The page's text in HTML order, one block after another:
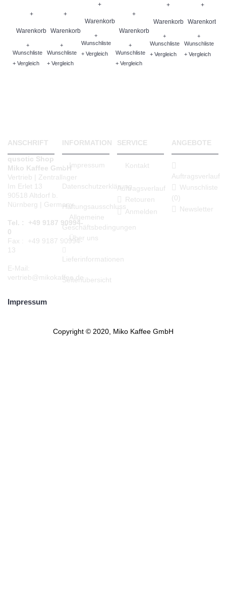
+
Warenkorb
+
Wunschliste
+ Vergleich
+
Warenkorb
+
Wunschliste
+ Vergleich
+
Warenkorb
+
Wunschliste
+ Vergleich
+
Warenkorb
+
Wunschliste
+ Vergleich
+
Warenkorb
+
Wunschliste
+ Vergleich
+
Warenkorb
+
Wunschliste
+ Vergleich
ANSCHRIFT
qusotic Shop
Miko Kaffee GmbH
Vertrieb | Zentrallager
Im Erlet 13
90518 Altdorf b.
Nürnberg | Germany
Tel. : +49 9187 90994-
0
Fax : +49 9187 90994-
13
E-Mail:
vertrieb@mikokaffee.de
INFORMATION
Impressum
Datenschutzerklärung
Haftungsausschluss
Allgemeine
Geschäftsbedingungen
Über uns
Lieferinformationen
Seitenübersicht
SERVICE
Kontakt
Auftragsverlauf
Retouren
Anmelden
ANGEBOTE
Auftragsverlauf
Wunschliste
(0)
Newsletter
Impressum
Copyright © 2020, Miko Kaffee GmbH